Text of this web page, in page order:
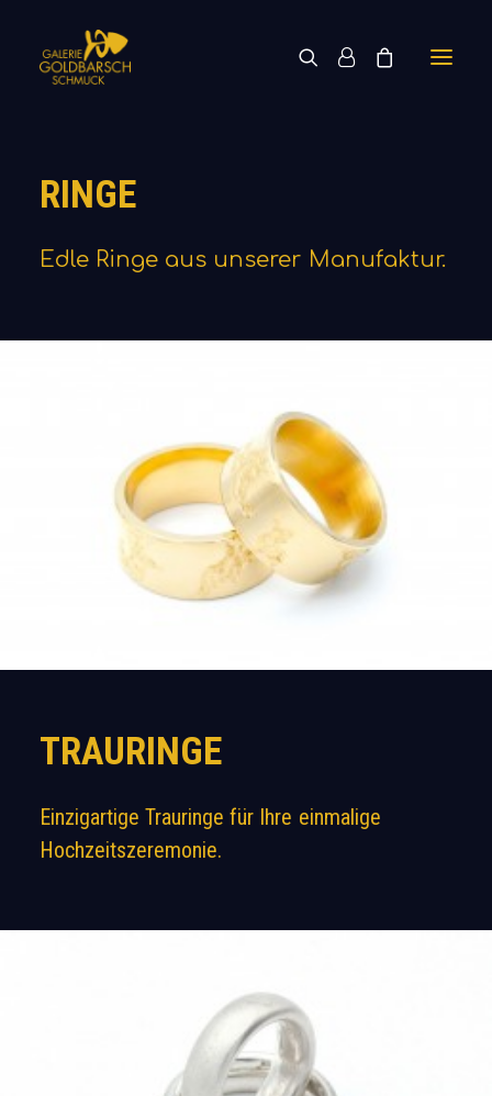
RINGE
Edle Ringe aus unserer Manufaktur.
TRAURINGE
Einzigartige Trauringe für Ihre einmalige
Hochzeitszeremonie.